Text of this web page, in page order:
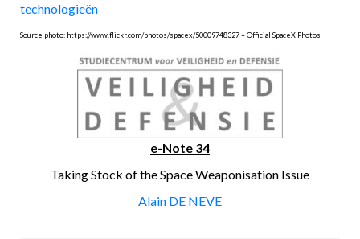
technologieën
Source photo: https://www.flickr.com/photos/spacex/50009748327 – Official SpaceX Photos
e-Note 34
Taking Stock of the Space Weaponisation Issue
Alain DE NEVE